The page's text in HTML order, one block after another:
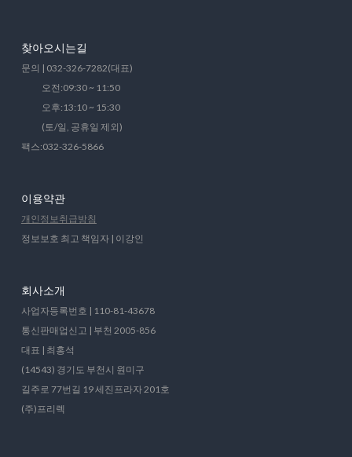
찾아오시는길
문의 | 032-326-7282(대표)
오전:09:30 ~ 11:50
오후:13:10 ~ 15:30
(토/일, 공휴일 제외)
팩스:032-326-5866
이용약관
개인정보취급방침
정보보호 최고 책임자 | 이강인
회사소개
사업자등록번호 | 110-81-43678
통신판매업신고 | 부천 2005-856
대표 | 최홍석
(14543) 경기도 부천시 원미구
길주로 77번길 19 세진프라자 201호
(주)프리렉